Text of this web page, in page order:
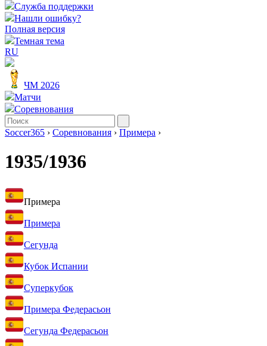
Служба поддержки
Нашли ошибку?
Полная версия
Темная тема
RU
ЧМ 2026
Матчи
Соревнования
Soccer365 › Соревнования › Примера ›
1935/1936
Примера
Примера
Сегунда
Кубок Испании
Суперкубок
Примера Федерасьон
Сегунда Федерасьон